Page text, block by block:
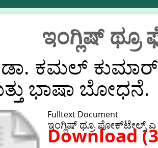
ಇಂಗ್ಲಿಷ್ ಥ್ರೂ
ಕಮಲ್ ಕುಮಾರ್
ಭಾಷಾ ಬೋಧನೆ.
Fulltext Document
ಇಂಗ್ಲಿಷ್ ಥ್ರೂ ಫೋಕ್‌ಟೇಲ್ಸ್ ಎ
Download